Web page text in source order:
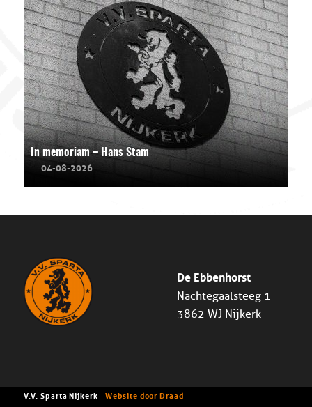
In memoriam – Hans Stam
04-08-2026
De Ebbenhorst
Nachtegaalsteeg 1
3862 WJ Nijkerk
V.V. Sparta Nijkerk -Website door Draad